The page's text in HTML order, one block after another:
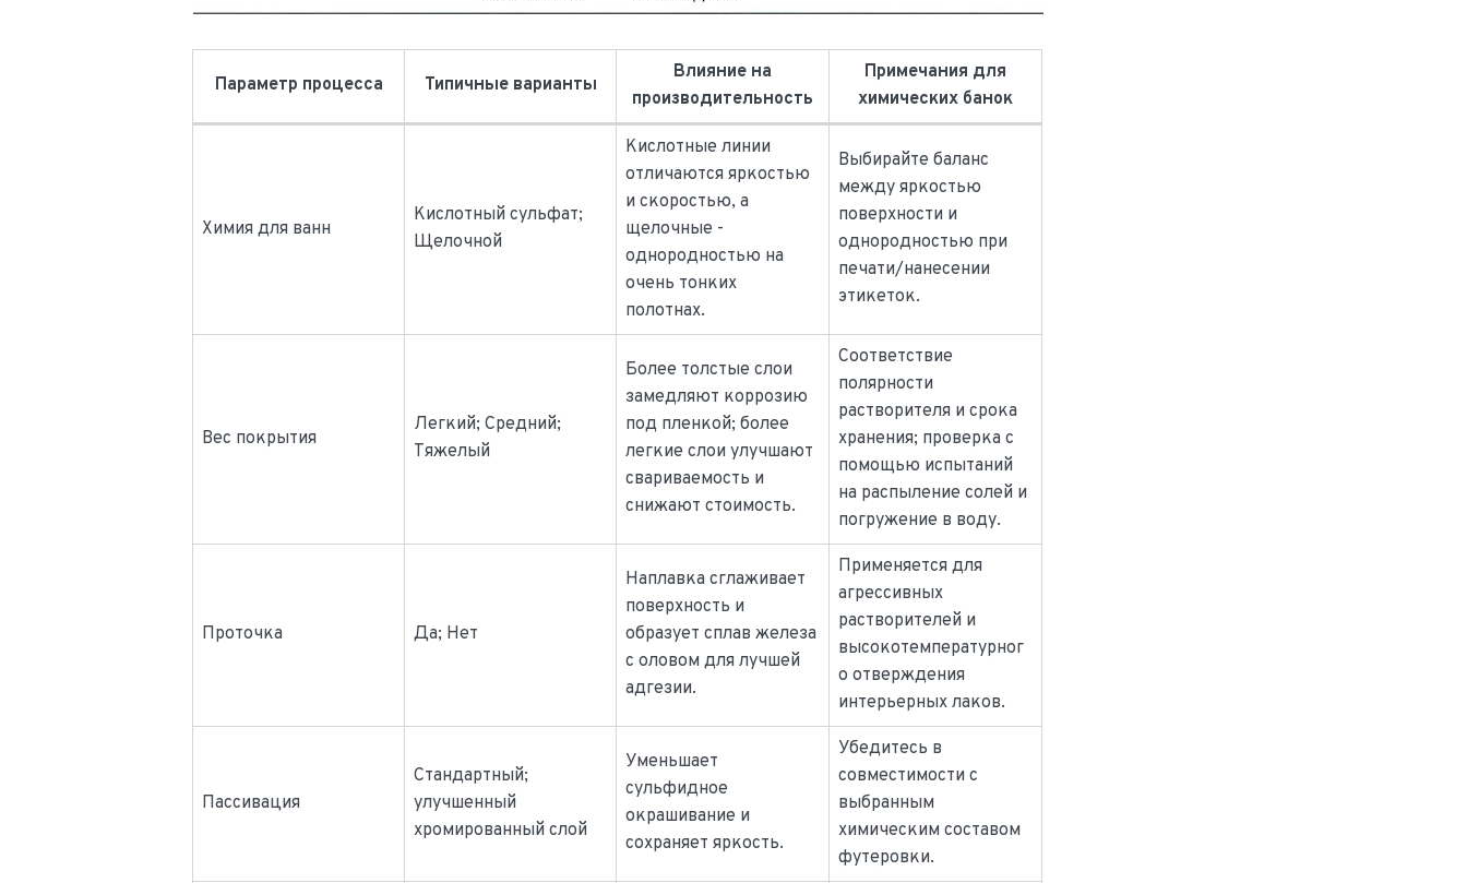
Параметр процесса Типичные варианты
Влияние на
производительность
Примечания для
химических банок
Химия для ванн
Кислотный сульфат;
Щелочной
Кислотные линии
отличаются яркостью
и скоростью, а
щелочные -
однородностью на
очень тонких
полотнах.
Выбирайте баланс
между яркостью
поверхности и
однородностью при
печати/нанесении
этикеток.
Вес покрытия
Легкий; Средний;
Тяжелый
Более толстые слои
замедляют коррозию
под пленкой; более
легкие слои улучшают
свариваемость и
снижают стоимость.
Соответствие
полярности
растворителя и срока
хранения; проверка с
помощью испытаний
на распыление солей и
погружение в воду.
Проточка Да; Нет
Наплавка сглаживает
поверхность и
образует сплав железа
с оловом для лучшей
адгезии.
Применяется для
агрессивных
растворителей и
высокотемпературног
о отверждения
интерьерных лаков.
Пассивация
Стандартный;
улучшенный
хромированный слой
Уменьшает
сульфидное
окрашивание и
сохраняет яркость.
Убедитесь в
совместимости с
выбранным
химическим составом
футеровки.